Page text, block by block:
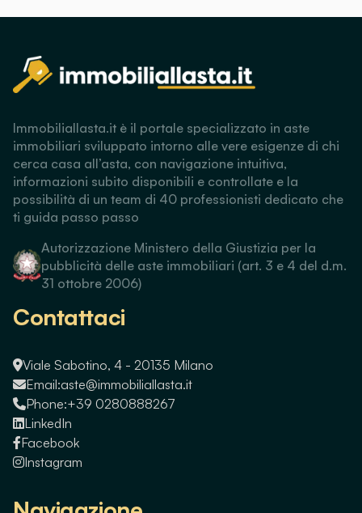
Immobiliallasta.it è il portale specializzato in aste
immobiliari sviluppato intorno alle vere esigenze di chi
cerca casa all’asta, con navigazione intuitiva,
informazioni subito disponibili e controllate e la
possibilità di un team di 40 professionisti dedicato che
ti guida passo passo
Autorizzazione Ministero della Giustizia per la
pubblicità delle aste immobiliari (art. 3 e 4 del d.m.
31 ottobre 2006)
Contattaci
Viale Sabotino, 4 - 20135 Milano
Email:aste@immobiliallasta.it
Phone:+39 0280888267
LinkedIn
Facebook
Instagram